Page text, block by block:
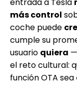
entrada a Tesla
más control
coche puede
cumple su
usuario quiera
el reto cultural:
función OTA sea